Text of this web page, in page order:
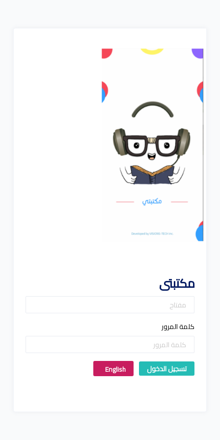
مكتبتى
كلمة المرور
تسجيل الدخول English